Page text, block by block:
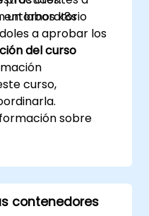
entornos k8s
a aprobar los
un laboratorio
del curso
curso,
sobre
developer-
contenedores